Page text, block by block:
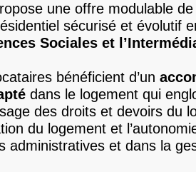
une offre modulable
sécurisé et évolutif
Sociales et
bénéficient d’un
dans le logement qui
des droits et devoirs du
du logement et
administratives et dans la